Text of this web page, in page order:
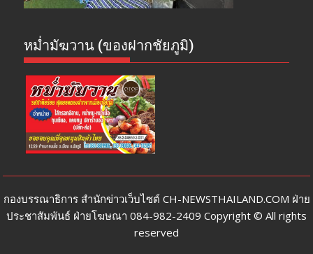
หม่ำมัฆวาน (ของฝากชัยภูมิ)
กองบรรณาธิการ สำนักข่าวเว็บไซต์ CH-NEWSTHAILAND.COM ฝ่าย
ประชาสัมพันธ์ ฝ่ายโฆษณา 084-982-2409 Copyright © All rights
reserved